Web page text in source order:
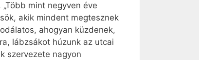
mint negyven éve
akik mindent megtesznek
ahogyan küzdenek,
lábzsákot húzunk az utcai
szervezete nagyon